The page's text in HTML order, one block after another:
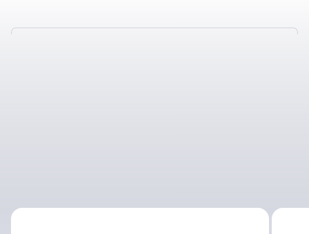
GOOGLE